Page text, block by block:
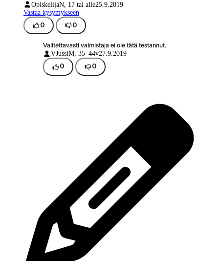
OpiskelijaN, 17 tai alle25.9.2019
Vastaa kysymykseen
0 0
Valitettavasti valmistaja ei ole tätä testannut.
VJussiM, 35–44v27.9.2019
0 0